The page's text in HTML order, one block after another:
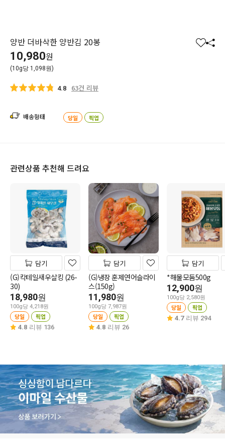
양반 더바삭한 양반김 20봉
찜 공
10,980원
(10g당 1,098원)
4.8 63건 리뷰
배송형태 당일 픽업
관련상품 추천해 드려요
담기
(G)칵테일새우살킹 (26-
30)
18,980원
100g당 4,218원
당일 픽업
4.8 리뷰 136
담기
(G)냉장 훈제연어슬라이
스(150g)
11,980원
100g당 7,987원
당일 픽업
4.8 리뷰 26
담기
*해물모둠500g
12,900원
100g당 2,580원
당일 픽업
4.7 리뷰 294